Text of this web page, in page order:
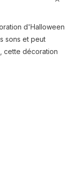
d'Halloween
sons et peut
cette décoration